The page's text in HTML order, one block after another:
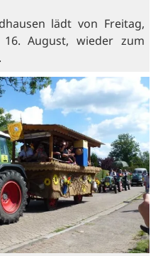
lädt von Freitag,
August, wieder zum